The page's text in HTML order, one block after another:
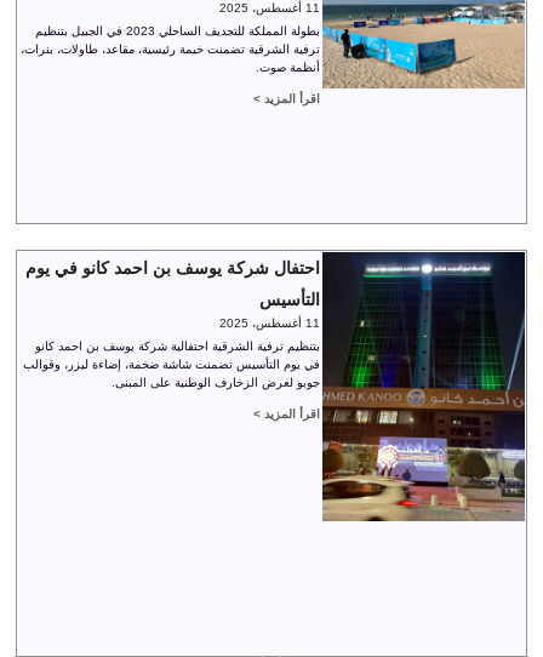
11 أغسطس، 2025
بطولة المملكة للتجديف الساحلي 2023 في الجبيل بتنظيم
ترفية الشرقية تضمنت خيمة رئيسية، مقاعد، طاولات، بنرات،
أنظمة صوت.
اقرأ المزيد >
احتفال شركة يوسف بن احمد كانو في يوم
التأسيس
11 أغسطس، 2025
بتنظيم ترفية الشرقية احتفالية شركة يوسف بن احمد كانو
في يوم التأسيس تضمنت شاشة ضخمة، إضاءة ليزر، وقوالب
جوبو لعرض الزخارف الوطنية على المبنى.
اقرأ المزيد >